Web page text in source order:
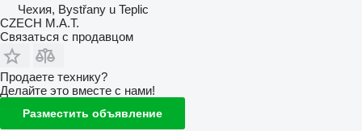
Чехия, Bystřany u Teplic
CZECH M.A.T.
Связаться с продавцом
Продаете технику?
Делайте это вместе с нами!
Разместить объявление